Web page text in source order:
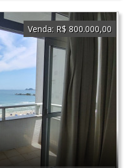
Venda: R$ 800.000,00